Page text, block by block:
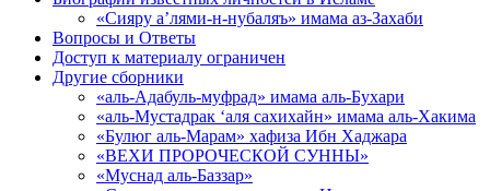
«Сияру а’лями-н-нубаляъ» имама аз-Захаби
Вопросы и Ответы
Доступ к материалу ограничен
Другие сборники
«аль-Адабуль-муфрад» имама аль-Бухари
«аль-Мустадрак ‘аля сахихайн» имама аль-Хакима
«Булюг аль-Марам» хафиза Ибн Хаджара
«ВЕХИ ПРОРОЧЕСКОЙ СУННЫ»
«Муснад аль-Баззар»